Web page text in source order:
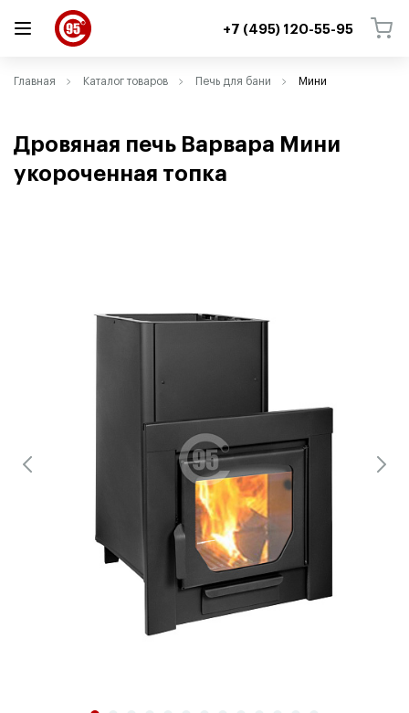
+7 (495) 120-55-95
Главная Каталог товаров Печь для бани Мини
Дровяная печь Варвара Мини
укороченная топка
ВЕРНУТЬСЯ
ВЕРНУТЬСЯ